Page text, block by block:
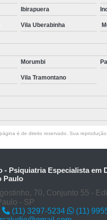
Ibirapuera
Vila Uberabinha
Morumbi
Vila Tramontano
é de direito reservado. Sua
- Psiquiatria Especialista em
Paulo
70, Conjunto 55 -
- SP
(11) 3297-5234
(11)